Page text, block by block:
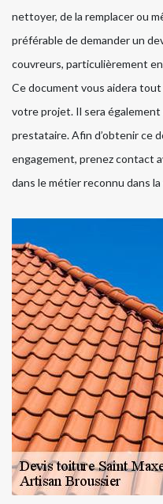
nettoyer, de la remplacer ou
préférable de demander un
couvreurs, particulièrement
Ce document vous aidera
votre projet. Il sera également
prestataire. Afin d’obtenir ce
engagement, prenez contact
dans le métier reconnu dans